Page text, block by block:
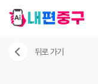
뒤로 가기